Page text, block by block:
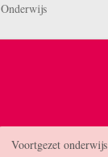
Onderwijs
Voortgezet onderwijs